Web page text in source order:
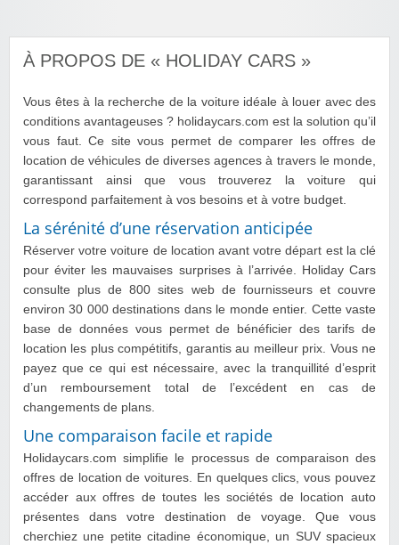
À PROPOS DE « HOLIDAY CARS »
Vous êtes à la recherche de la voiture idéale à louer avec des
conditions avantageuses ? holidaycars.com est la solution qu’il
vous faut. Ce site vous permet de comparer les offres de
location de véhicules de diverses agences à travers le monde,
garantissant ainsi que vous trouverez la voiture qui
correspond parfaitement à vos besoins et à votre budget.
La sérénité d’une réservation anticipée
Réserver votre voiture de location avant votre départ est la clé
pour éviter les mauvaises surprises à l’arrivée. Holiday Cars
consulte plus de 800 sites web de fournisseurs et couvre
environ 30 000 destinations dans le monde entier. Cette vaste
base de données vous permet de bénéficier des tarifs de
location les plus compétitifs, garantis au meilleur prix. Vous ne
payez que ce qui est nécessaire, avec la tranquillité d’esprit
d’un remboursement total de l’excédent en cas de
changements de plans.
Une comparaison facile et rapide
Holidaycars.com simplifie le processus de comparaison des
offres de location de voitures. En quelques clics, vous pouvez
accéder aux offres de toutes les sociétés de location auto
présentes dans votre destination de voyage. Que vous
cherchiez une petite citadine économique, un SUV spacieux